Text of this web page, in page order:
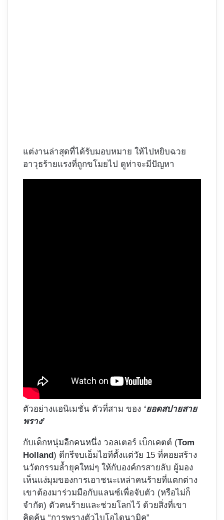
แต่งานล่าสุดที่ได้รับมอบหมาย ให้ไปหยิบฉวย
อาวุธร้ายแรงที่ถูกขโมยไป ดูท่าจะมีปัญหา
ตัวอย่างแอนิเมชั่น ตัวที่สาม ของ ‘ยอดสปายสาย
พราง’
กับเด็กหนุ่มอีกคนหนึ่ง วอลเตอร์ เบ็กเคตต์ (Tom
Holland)​ ดีกรีจบเอ็มไอทีตั้งแต่วัย 15 ที่คอยสร้าง
นวัตกรรมล้ำยุคใหม่ๆ ให้กับองค์กรสายลับ ผู้มอง
เห็นแง่มุมของการเอาชนะเหล่าคนร้ายที่แตกต่าง
เขาต้องมาร่วมมือกับแลนซ์เพื่อจับตัว (หรือไม่ก็
จำกัด) ตัวคนร้ายและช่วยโลกไว้ ด้วยสิ่งที่เขา
คิดค้น “การพรางตัวไบโอไดนามิค”